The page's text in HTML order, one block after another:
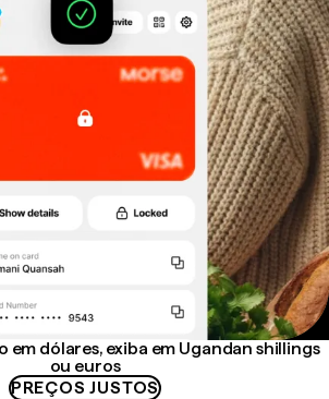
em dólares, exiba em Ugandan shillings
ou euros
PREÇOS JUSTOS